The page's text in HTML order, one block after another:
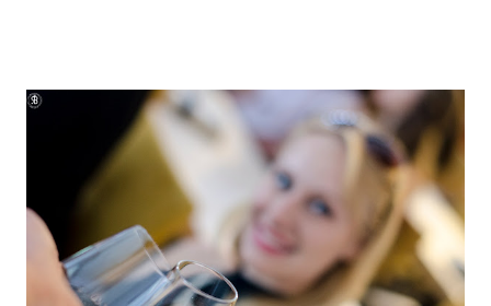
lakott, bővelkedik régészeti feltárásokban és kincsekben,
melyeket a város a mai napig lelkiismeretesen ápol és büszkén
meg is mutat a világnak. A százhalom előtag a település
határában húzódó halomsírokra utal, melyeket ma is meg lehet
tekinteni a régészeti parkban. De még mielőtt ide eljutnánk,
érdemes megállni a gyönyörűen felújított főtéren, ahol a
Makovecz Imre által tervezett Szent István Templom magas...